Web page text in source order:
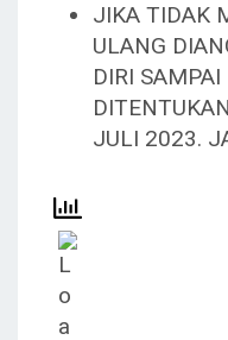
JIKA TIDAK
ULANG
DIRI SAMPAI
JULI 2023.